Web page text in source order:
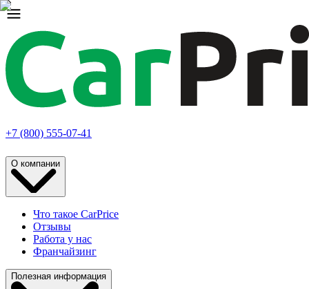
+7 (800) 555-07-41
О компании
Что такое CarPrice
Отзывы
Работа у нас
Франчайзинг
Полезная информация